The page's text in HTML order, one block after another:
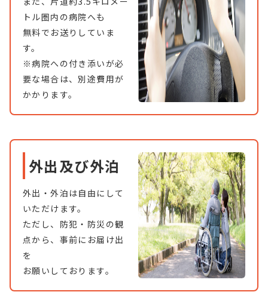
トル圏内の病院へも
無料でお送りしていま
す。
※病院への付き添いが必
要な場合は、別途費用が
かかります。
外出及び外泊
外出・外泊は自由にして
いただけます。
ただし、防犯・防災の観
点から、事前にお届け出
を
お願いしております。